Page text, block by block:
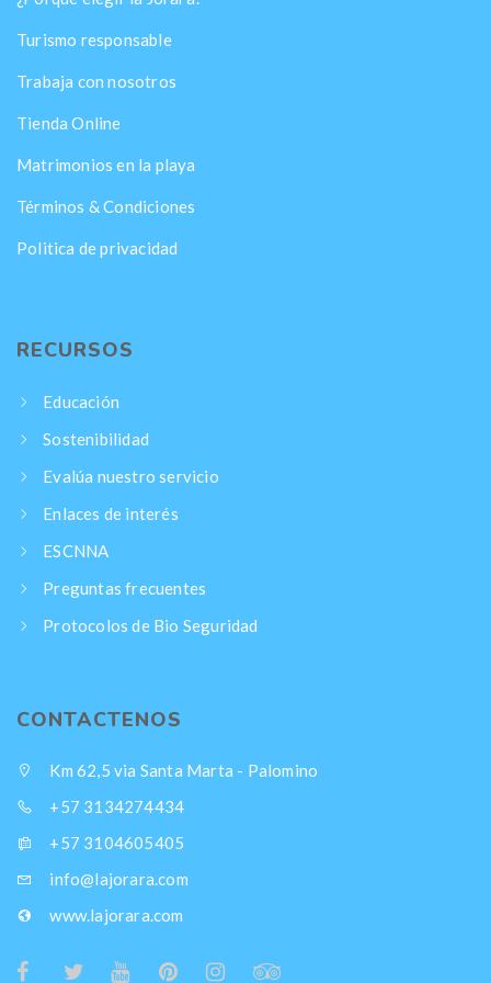
Turismo responsable
Trabaja con nosotros
Tienda Online
Matrimonios en la playa
Términos & Condiciones
Politica de privacidad
RECURSOS
Educación
Sostenibilidad
Evalúa nuestro servicio
Enlaces de interés
ESCNNA
Preguntas frecuentes
Protocolos de Bio Seguridad
CONTACTENOS
Km 62,5 via Santa Marta - Palomino
+57 3134274434
+57 3104605405
info@lajorara.com
www.lajorara.com